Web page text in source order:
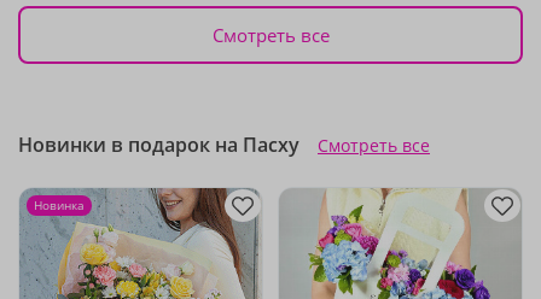
Смотреть все
Новинки в подарок на Пасху Смотреть все
Новинка